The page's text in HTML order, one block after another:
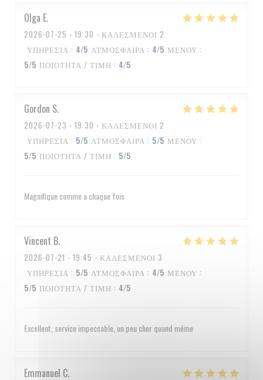
Olga E
2026-07-25 - 19:30 - ΚΑΛΕΣΜΈΝΟΙ 2
ΥΠΗΡΕΣΊΑ : 4/5 ΑΤΜΌΣΦΑΙΡΑ : 4/5 ΜΕΝΟΎ :
5/5 ΠΟΙΌΤΗΤΑ / ΤΙΜΉ : 4/5
Gordon S
2026-07-23 - 19:30 - ΚΑΛΕΣΜΈΝΟΙ 2
ΥΠΗΡΕΣΊΑ : 5/5 ΑΤΜΌΣΦΑΙΡΑ : 5/5 ΜΕΝΟΎ :
5/5 ΠΟΙΌΤΗΤΑ / ΤΙΜΉ : 5/5
Magnifique comme a chaque fois
Vincent B
2026-07-21 - 19:45 - ΚΑΛΕΣΜΈΝΟΙ 3
ΥΠΗΡΕΣΊΑ : 5/5 ΑΤΜΌΣΦΑΙΡΑ : 4/5 ΜΕΝΟΎ :
5/5 ΠΟΙΌΤΗΤΑ / ΤΙΜΉ : 4/5
Excellent, service impeccable, un peu cher quand même
Emmanuel C